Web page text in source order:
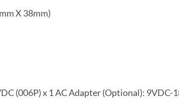
X 38mm)
(006P) x 1 AC Adapter (Optional): 9VDC-